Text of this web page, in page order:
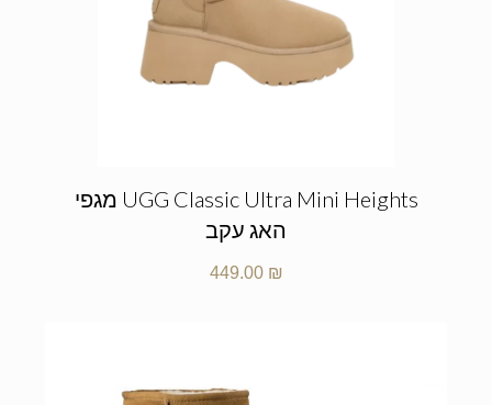
UGG Classic Ultra Mini Heights מגפי
האג עקב
449.00 ₪